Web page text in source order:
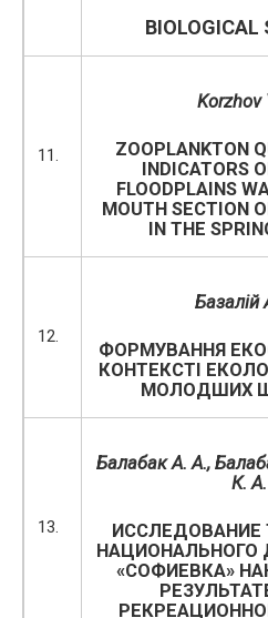
BIOLOGICAL
11.
Korzhov
ZOOPLANKTON
INDICATORS
FLOODPLAINS
MOUTH SECTION
IN THE
12.
Базалій
ФОРМУВАННЯ
КОНТЕКСТІ
МОЛОДШИХ
13.
Балабак А. А.,
К. А.
ИССЛЕДОВАНИЕ
НАЦИОНАЛЬНОГО
«СОФИЕВКА»